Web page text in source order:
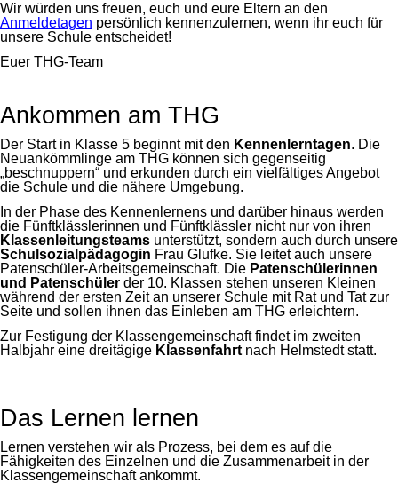
Wir würden uns freuen, euch und eure Eltern an den
Anmeldetagen persönlich kennenzulernen, wenn ihr euch für
unsere Schule entscheidet!
Euer THG-Team
Ankommen am THG
Der Start in Klasse 5 beginnt mit den Kennenlerntagen. Die
Neuankömmlinge am THG können sich gegenseitig
„beschnuppern“ und erkunden durch ein vielfältiges Angebot
die Schule und die nähere Umgebung.
In der Phase des Kennenlernens und darüber hinaus werden
die Fünftklässlerinnen und Fünftklässler nicht nur von ihren
Klassenleitungsteams unterstützt, sondern auch durch unsere
Schulsozialpädagogin Frau Glufke. Sie leitet auch unsere
Patenschüler-Arbeitsgemeinschaft. Die Patenschülerinnen
und Patenschüler der 10. Klassen stehen unseren Kleinen
während der ersten Zeit an unserer Schule mit Rat und Tat zur
Seite und sollen ihnen das Einleben am THG erleichtern.
Zur Festigung der Klassengemeinschaft findet im zweiten
Halbjahr eine dreitägige Klassenfahrt nach Helmstedt statt.
Das Lernen lernen
Lernen verstehen wir als Prozess, bei dem es auf die
Fähigkeiten des Einzelnen und die Zusammenarbeit in der
Klassengemeinschaft ankommt.